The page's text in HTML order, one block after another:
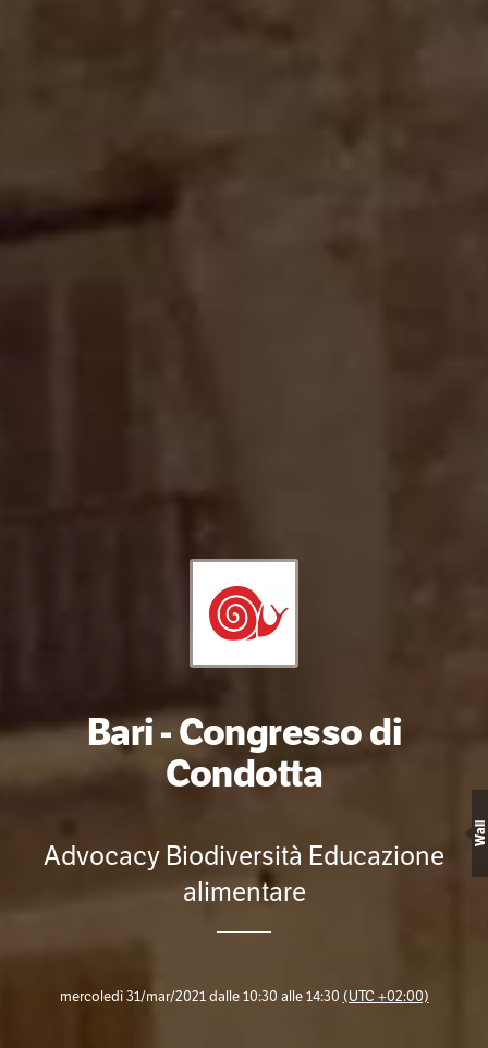
Bari - Congresso di
Condotta
Advocacy Biodiversità Educazione
alimentare
mercoledì 31/mar/2021 dalle 10:30 alle 14:30 (UTC +02:00)
Wall